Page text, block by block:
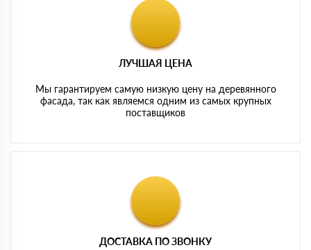
ЛУЧШАЯ ЦЕНА
Мы гарантируем самую низкую цену на деревянного
фасада, так как являемся одним из самых крупных
поставщиков
ДОСТАВКА ПО ЗВОНКУ